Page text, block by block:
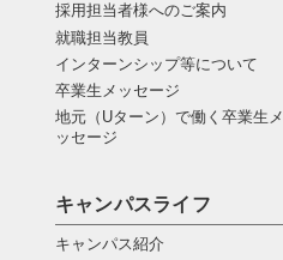
採用担当者様へのご案内
就職担当教員
インターンシップ等について
卒業生メッセージ
地元（Uターン）で働く卒業生メ
ッセージ
キャンパスライフ
キャンパス紹介